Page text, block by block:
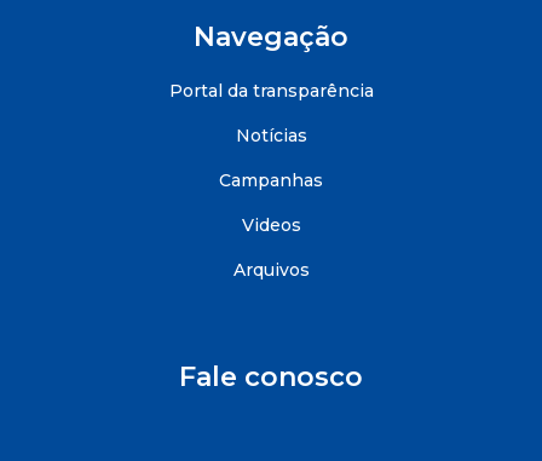
Navegação
Portal da transparência
Notícias
Campanhas
Videos
Arquivos
Fale conosco